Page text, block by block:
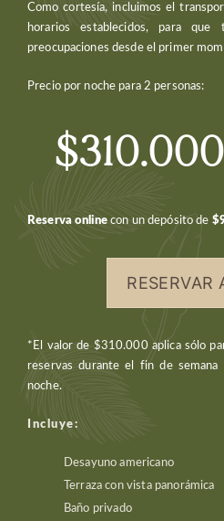
Como cortesía, incluimos el
horarios establecidos, para que
preocupaciones desde el primer
Precio por noche para 2 personas:
Reserva onlinecon un depósito de
RESERVAR
*El valor de $310.000 aplica sólo
reservas durante el fin de
noche.
Incluye:
Desayuno americano
Terraza con vista panorámica
Baño privado